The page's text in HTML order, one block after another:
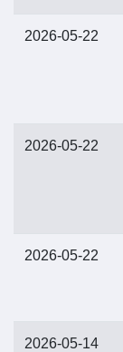
2026-05-22
2026-05-22
2026-05-22
2026-05-14